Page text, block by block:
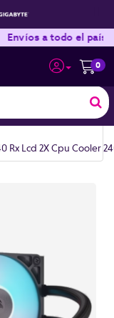
0
el país
Rx Lcd 2X Cpu Cooler